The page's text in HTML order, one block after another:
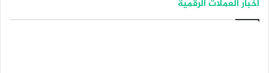
أخبار العملات الرقمية